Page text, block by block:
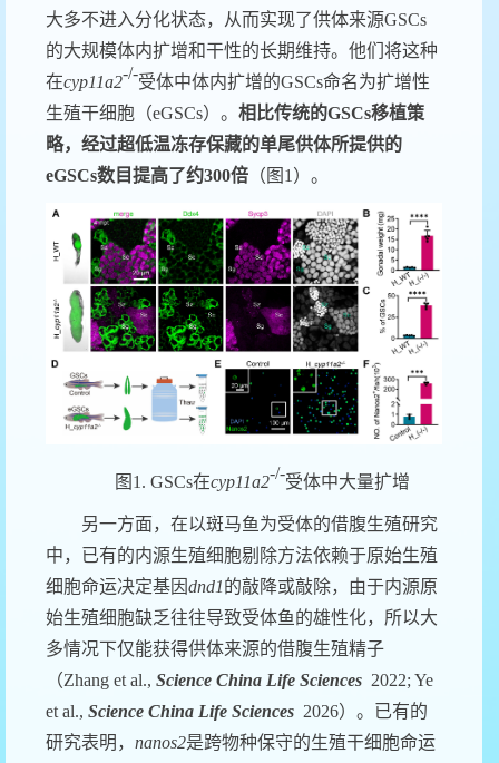
大多不进入分化状态，从而实现了供体来源GSCs
的大规模体内扩增和干性的长期维持。他们将这种
在cyp11a2-/-受体中体内扩增的GSCs命名为扩增性
生殖干细胞（eGSCs）。 相比传统的GSCs移植策
略，经过超低温冻存保藏的单尾供体所提供的
eGSCs数目提高了约300倍 （图 1） 。
图 1 . GSCs在cyp11a2-/-受体中大量扩增
另一方面，在以斑马鱼为受体的借腹生殖研究
中，已有的内源生殖细胞剔除方法依赖于原始生殖
细胞命运决定基因dnd1的敲降或敲除，由于内源原
始生殖细胞缺乏往往导致受体鱼的雄性化，所以大
多情况下仅能获得供体来源的借腹生殖精子
（Zhang et al., Science China Life Sciences 2022; Ye
et al., Science China Life Sciences 2026）。已有的
研究表明， nanos2是跨物种保守的生殖干细胞命运